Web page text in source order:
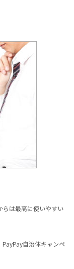
は最高に使いやすい
PayPay自治体キャンペ